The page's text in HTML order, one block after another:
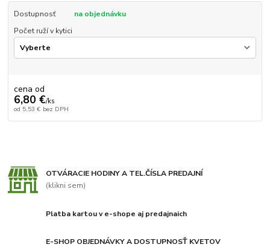
Dostupnosť
na objednávku
Počet ruží v kytici
cena od
6,80 €/ks
od 5,53 € bez DPH
OTVÁRACIE HODINY A TEL.ČÍSLA PREDAJNÍ
(klikni sem)
Platba kartou v e-shope aj predajnaich
E-SHOP OBJEDNÁVKY A DOSTUPNOSŤ KVETOV